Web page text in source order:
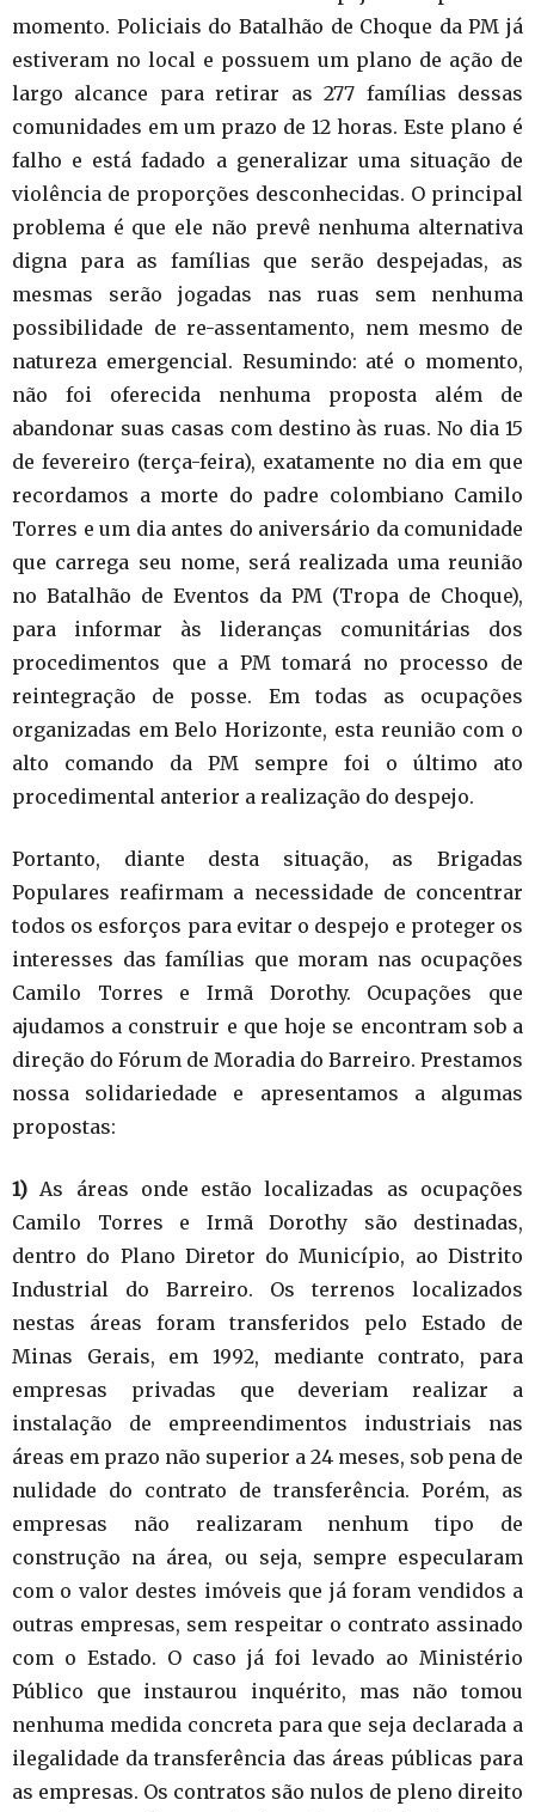
momento. Policiais do Batalhão de Choque da PM já
estiveram no local e possuem um plano de ação de
largo alcance para retirar as 277 famílias dessas
comunidades em um prazo de 12 horas. Este plano é
falho e está fadado a generalizar uma situação de
violência de proporções desconhecidas. O principal
problema é que ele não prevê nenhuma alternativa
digna para as famílias que serão despejadas, as
mesmas serão jogadas nas ruas sem nenhuma
possibilidade de re-assentamento, nem mesmo de
natureza emergencial. Resumindo: até o momento,
não foi oferecida nenhuma proposta além de
abandonar suas casas com destino às ruas. No dia 15
de fevereiro (terça-feira), exatamente no dia em que
recordamos a morte do padre colombiano Camilo
Torres e um dia antes do aniversário da comunidade
que carrega seu nome, será realizada uma reunião
no Batalhão de Eventos da PM (Tropa de Choque),
para informar às lideranças comunitárias dos
procedimentos que a PM tomará no processo de
reintegração de posse. Em todas as ocupações
organizadas em Belo Horizonte, esta reunião com o
alto comando da PM sempre foi o último ato
procedimental anterior a realização do despejo.
Portanto, diante desta situação, as Brigadas
Populares reafirmam a necessidade de concentrar
todos os esforços para evitar o despejo e proteger os
interesses das famílias que moram nas ocupações
Camilo Torres e Irmã Dorothy. Ocupações que
ajudamos a construir e que hoje se encontram sob a
direção do Fórum de Moradia do Barreiro. Prestamos
nossa solidariedade e apresentamos a algumas
propostas:
1) As áreas onde estão localizadas as ocupações
Camilo Torres e Irmã Dorothy são destinadas,
dentro do Plano Diretor do Município, ao Distrito
Industrial do Barreiro. Os terrenos localizados
nestas áreas foram transferidos pelo Estado de
Minas Gerais, em 1992, mediante contrato, para
empresas privadas que deveriam realizar a
instalação de empreendimentos industriais nas
áreas em prazo não superior a 24 meses, sob pena de
nulidade do contrato de transferência. Porém, as
empresas não realizaram nenhum tipo de
construção na área, ou seja, sempre especularam
com o valor destes imóveis que já foram vendidos a
outras empresas, sem respeitar o contrato assinado
com o Estado. O caso já foi levado ao Ministério
Público que instaurou inquérito, mas não tomou
nenhuma medida concreta para que seja declarada a
ilegalidade da transferência das áreas públicas para
as empresas. Os contratos são nulos de pleno direito